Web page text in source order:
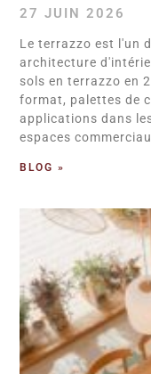
27 JUIN 2026
Le terrazzo est l'un
architecture
sols en terrazzo en
format, palettes de
applications dans
espaces
BLOG »